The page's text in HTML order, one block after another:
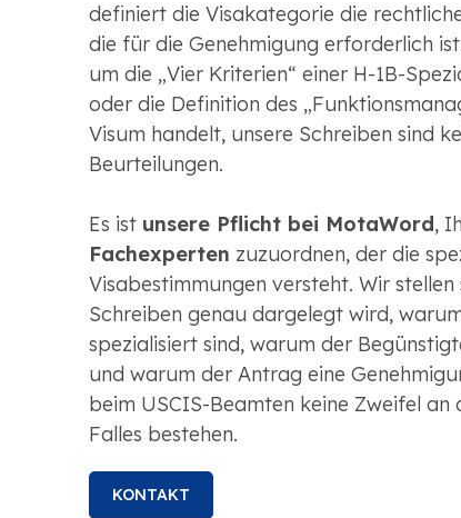
definiert die Visakategorie die
die für die Genehmigung erforderlich
um die „Vier Kriterien“ einer H-1B-
oder die Definition des
Visum handelt, unsere Schreiben sind
Beurteilungen.
Es ist unsere Pflicht bei MotaWord,
Fachexperten zuzuordnen, der die
Visabestimmungen versteht. Wir stellen
Schreiben genau dargelegt wird,
spezialisiert sind, warum der
und warum der Antrag eine
beim USCIS-Beamten keine Zweifel an
Falles bestehen.
KONTAKT